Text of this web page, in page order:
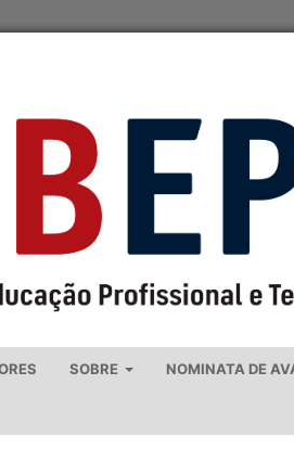
SOBRE NOMINATA DE